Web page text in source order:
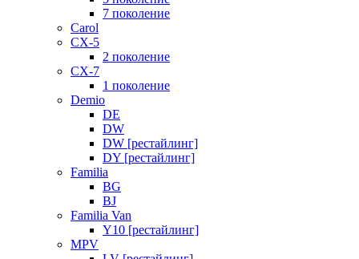
7 поколение
Carol
CX-5
2 поколение
CX-7
1 поколение
Demio
DE
DW
DW [рестайлинг]
DY [рестайлинг]
Familia
BG
BJ
Familia Van
Y10 [рестайлинг]
MPV